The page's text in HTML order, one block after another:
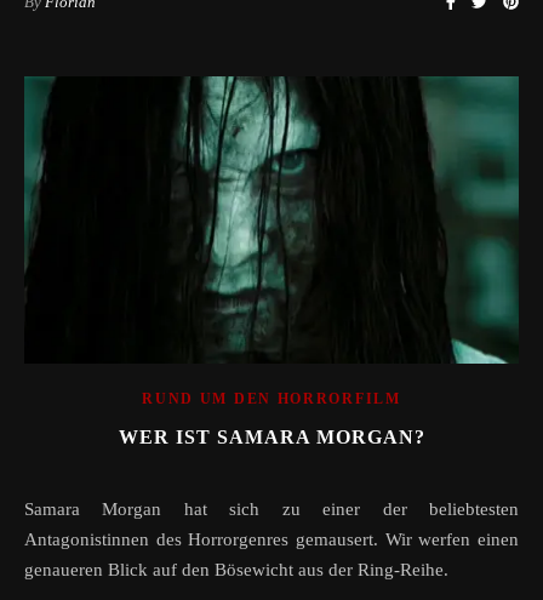
RUND UM DEN HORRORFILM
WER IST SAMARA MORGAN?
Samara Morgan hat sich zu einer der beliebtesten
Antagonistinnen des Horrorgenres gemausert. Wir werfen einen
genaueren Blick auf den Bösewicht aus der Ring-Reihe.